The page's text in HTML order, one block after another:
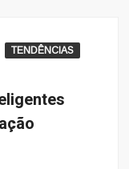
TENDÊNCIAS